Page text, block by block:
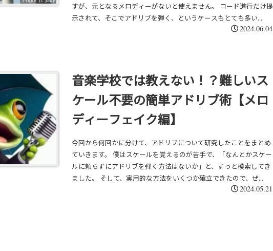
すが、元となるメロディーがないと使えません。 コード進行だけ提
示されて、そこでアドリブを弾く、というケースもとても多い...
2024.06.04
音楽学校では教えない！？難しいス
ケール不要の簡単アドリブ術【メロ
ディーフェイク編】
今回から何回かに分けて、アドリブについて研究したことをまとめ
ていきます。 僕はスケールを覚えるのが苦手で、「なんとかスケー
ルに頼らずにアドリブを弾く方法はないか」と、ずっと模索してき
ました。 そして、実用的な方法をいくつか確立できたので、ぜ...
2024.05.21